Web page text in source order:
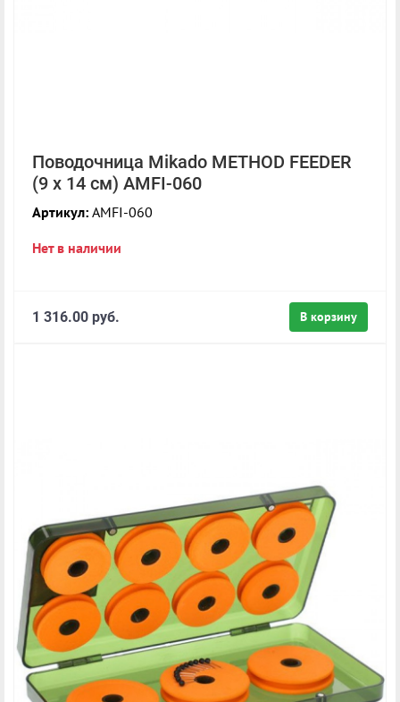
Поводочница Mikado METHOD FEEDER
(9 х 14 см) AMFI-060
Артикул: AMFI-060
Нет в наличии
В корзину
1 316.00 руб.